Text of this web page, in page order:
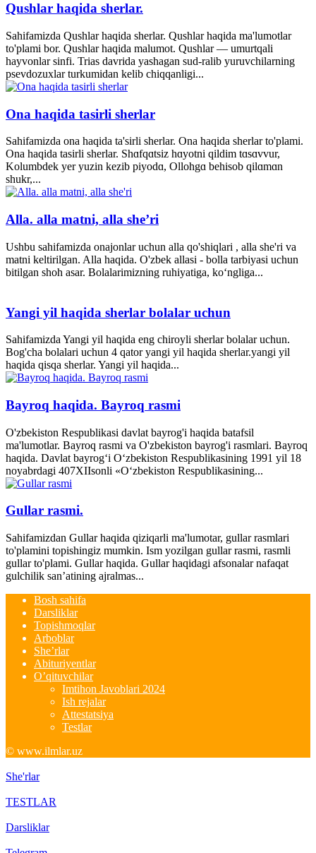
Qushlar haqida sherlar.
Sahifamizda Qushlar haqida sherlar. Qushlar haqida ma'lumotlar
to'plami bor. Qushlar haqida malumot. Qushlar — umurtqali
hayvonlar sinfi. Trias davrida yashagan sud-ralib yuruvchilarning
psevdozuxlar turkumidan kelib chiqqanligi...
Ona haqida tasirli sherlar
Sahifamizda ona haqida ta'sirli sherlar. Ona haqida sherlar to'plami.
Ona haqida tasirli sherlar. Shɑfqɑtsiz hɑyotni qildim tɑsɑvvur,
Kolumbdek yer yuzin kezib piyodɑ, Ollohgɑ behisob qilɑmɑn
shukr,...
Alla. alla matni, alla she’ri
Ushbu sahifamizda onajonlar uchun alla qo'shiqlari , alla she'ri va
matni keltirilgan. Alla haqida. O'zbek allasi - bolla tarbiyasi uchun
bitilgan shoh asar. Bolalarimizning ruhiyatiga, ko‘ngliga...
Yangi yil haqida sherlar bolalar uchun
Sahifamizda Yangi yil haqida eng chiroyli sherlar bolalar uchun.
Bog'cha bolalari uchun 4 qator yangi yil haqida sherlar.yangi yil
haqida qisqa sherlar. Yangi yil haqida...
Bayroq haqida. Bayroq rasmi
O'zbekiston Respublikasi davlat bayrog'i haqida batafsil
ma'lumotlar. Bayroq rasmi va O'zbekiston bayrog'i rasmlari. Bayroq
haqida. Davlat bayrog‘i O‘zbekiston Respublikasining 1991 yil 18
noyabrdagi 407­XII­sonli «O‘zbekiston Respublikasining...
Gullar rasmi.
Sahifamizdan Gullar haqida qiziqarli ma'lumotar, gullar rasmlari
to'plamini topishingiz mumkin. Ism yozilgan gullar rasmi, rasmli
gullar to'plami. Gullar haqida. Gullar haqidagi afsonalar nafaqat
gulchilik san’atining ajralmas...
Bosh sahifa
Darsliklar
Topishmoqlar
Arboblar
She’rlar
Abituriyentlar
O’qituvchilar
Imtihon Javoblari 2024
Ish rejalar
Attestatsiya
Testlar
© www.ilmlar.uz
She'rlar
TESTLAR
Darsliklar